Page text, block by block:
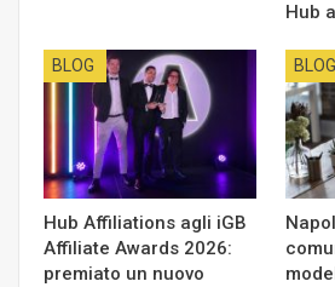
Hub
BLOG
Hub Affiliations agli iGB
Affiliate Awards 2026:
premiato un nuovo
BLOG